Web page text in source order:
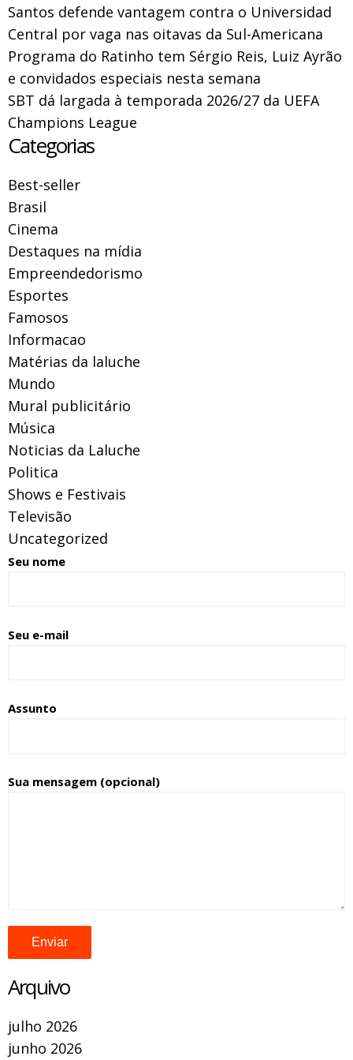
Santos defende vantagem contra o Universidad
Central por vaga nas oitavas da Sul-Americana
Programa do Ratinho tem Sérgio Reis, Luiz Ayrão
e convidados especiais nesta semana
SBT dá largada à temporada 2026/27 da UEFA
Champions League
Categorias
Best-seller
Brasil
Cinema
Destaques na mídia
Empreendedorismo
Esportes
Famosos
Informacao
Matérias da laluche
Mundo
Mural publicitário
Música
Noticias da Laluche
Politica
Shows e Festivais
Televisão
Uncategorized
Seu nome
Seu e-mail
Assunto
Sua mensagem (opcional)
Arquivo
julho 2026
junho 2026